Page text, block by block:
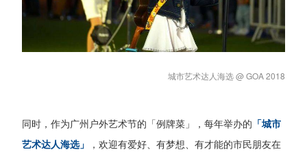
城市艺术达人海选 @ GOA 2018
同时，作为广州户外艺术节的「例牌菜」，每年举办的 「城市
艺术达人海选」
，欢迎有爱好、有梦想、有才能的市民朋友在